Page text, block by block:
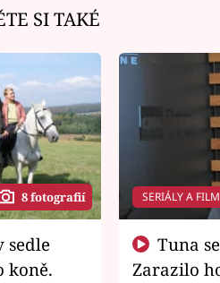
SI TAKÉ
8 fotografií
koně.
SERIÁLY A
Zarazilo